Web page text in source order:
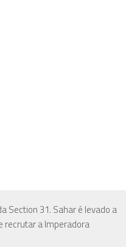
Section 31. Sahar é levado a
recrutar a Imperadora